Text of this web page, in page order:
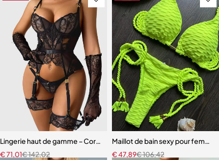
Lingerie haut de gamme – Corset en dentelle avec string,
€142,02
€71,01
Maillot de bain sexy pour
€106,42
€47,89